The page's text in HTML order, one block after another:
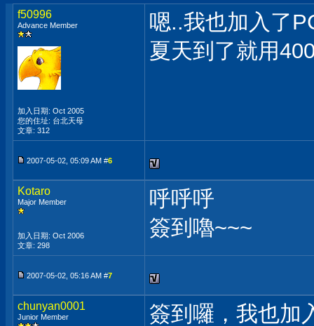
f50996
Advance Member
加入日期: Oct 2005
您的住址: 台北天母
文章: 312
嗯..我也加入了
夏天到了就用
2007-05-02, 05:09 AM #6
Kotaro
Major Member
加入日期: Oct 2006
文章: 298
呼呼呼
簽到嚕~~~
2007-05-02, 05:16 AM #7
chunyan0001
Junior Member
簽到囉，我也加